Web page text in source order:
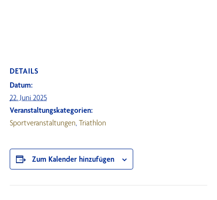
Zum Kalender hinzufügen
DETAILS
Datum:
22. Juni 2025
Veranstaltungskategorien:
Sportveranstaltungen, Triathlon